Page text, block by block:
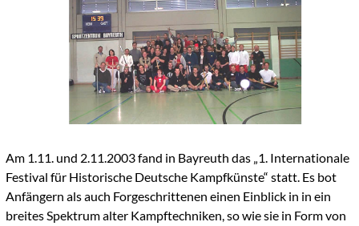
Am 1.11. und 2.11.2003 fand in Bayreuth das „1. Internationale
Festival für Historische Deutsche Kampfkünste“ statt. Es bot
Anfängern als auch Forgeschrittenen einen Einblick in in ein
breites Spektrum alter Kampftechniken, so wie sie in Form von